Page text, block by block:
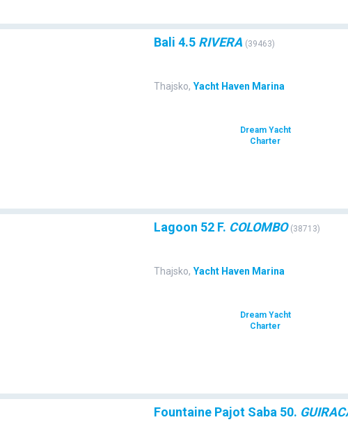
Bali 4.5 RIVERA (39463)
Thajsko, Yacht Haven Marina
Dream Yacht
Charter
Lagoon 52 F. COLOMBO (38713)
Thajsko, Yacht Haven Marina
Dream Yacht
Charter
Fountaine Pajot Saba 50.